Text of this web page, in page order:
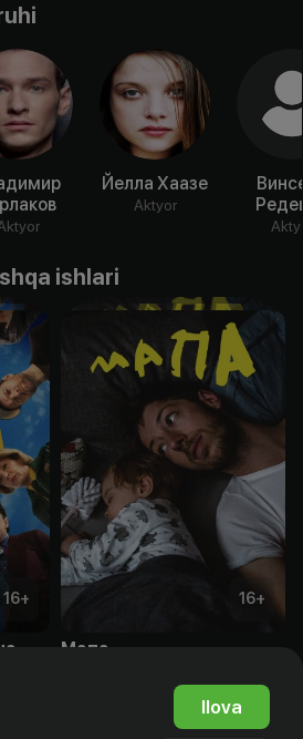
Йелла Хаазе
Aktyor
ishlari
16+ 16+
Мапа
Ilova